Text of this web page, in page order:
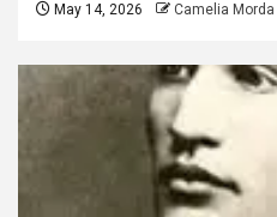
May 14, 2026 Camelia